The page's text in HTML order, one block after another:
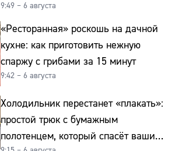
9:49 – 6 августа
«Ресторанная» роскошь на дачной
кухне: как приготовить нежную
спаржу с грибами за 15 минут
9:42 – 6 августа
Холодильник перестанет «плакать»:
простой трюк с бумажным
полотенцем, который спасёт ваши